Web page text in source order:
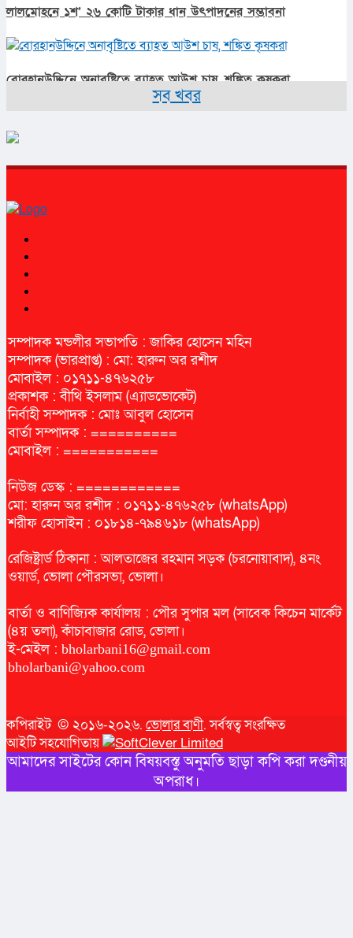
লালমোহনে ১শ’ ২৬ কোটি টাকার ধান উৎপাদনের সম্ভাবনা
বোরহানউদ্দিনে অনাবৃষ্টিতে ব্যাহত আউশ চাষ, শঙ্কিত কৃষকরা
সব খবর
সম্পাদক মন্ডলীর সভাপতি : জাকির হোসেন মহিন
সম্পাদক (ভারপ্রাপ্ত) : মো: হারুন অর রশীদ
মোবাইল : ০১৭১১-৪৭৬২৫৮
প্রকাশক : বীথি ইসলাম (এ্যাডভোকেট)
নির্বাহী সম্পাদক : মোঃ আবুল হোসেন
বার্তা সম্পাদক : ==========
মোবাইল : ===========
নিউজ ডেস্ক : ============
মো: হারুন অর রশীদ : ০১৭১১-৪৭৬২৫৮ (whatsApp)
শরীফ হোসাইন : ০১৮১৪-৭৯৪৬১৮ (whatsApp)
রেজিষ্ট্রার্ড ঠিকানা : আলতাজের রহমান সড়ক (চরনোয়াবাদ), ৪নং
ওয়ার্ড, ভোলা পৌরসভা, ভোলা।
বার্তা ও বাণিজ্যিক কার্যালয় : পৌর সুপার মল (সাবেক কিচেন মার্কেট
(৪য় তলা), কাঁচাবাজার রোড, ভোলা।
ই-মেইল : bholarbani16@gmail.com
bholarbani@yahoo.com
কপিরাইট © ২০১৬-২০২৬. ভোলার বাণী. সর্বস্বত্ব সংরক্ষিত
আইটি সহযোগিতায়
আমাদের সাইটের কোন বিষয়বস্তু অনুমতি ছাড়া কপি করা দণ্ডনীয়
অপরাধ।